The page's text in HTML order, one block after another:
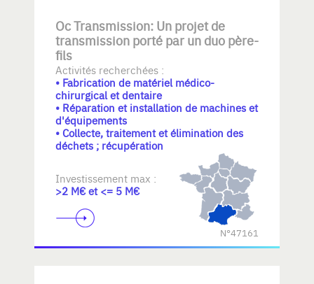
Oc Transmission: Un projet de
transmission porté par un duo père-
fils
Activités recherchées :
• Fabrication de matériel médico-
chirurgical et dentaire
• Réparation et installation de machines et
d'équipements
• Collecte, traitement et élimination des
déchets ; récupération
Investissement max :
>2 M€ et <= 5 M€
N°47161